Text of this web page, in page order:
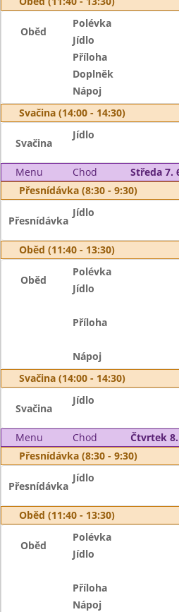
Oběd
Polévka
Jídlo
Příloha
Doplněk
Nápoj
Svačina (14:00 - 14:30)
Svačina
Jídlo
Menu Chod
Středa 7.
Přesnídávka (8:30 - 9:30)
Přesnídávka
Jídlo
Oběd (11:40 - 13:30)
Oběd
Polévka
Jídlo
Příloha
Nápoj
Svačina (14:00 - 14:30)
Svačina
Jídlo
Menu Chod
Čtvrtek
Přesnídávka (8:30 - 9:30)
Přesnídávka
Jídlo
Oběd (11:40 - 13:30)
Oběd
Polévka
Jídlo
Příloha
Nápoj